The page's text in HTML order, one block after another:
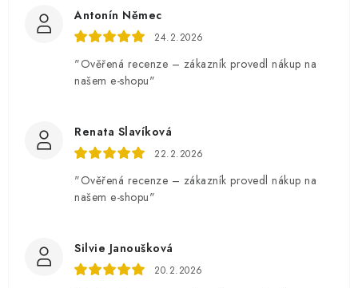
Antonín Němec
24.2.2026
"Ověřená recenze – zákazník provedl nákup na
našem e-shopu"
Renata Slavíková
22.2.2026
"Ověřená recenze – zákazník provedl nákup na
našem e-shopu"
Silvie Janoušková
20.2.2026